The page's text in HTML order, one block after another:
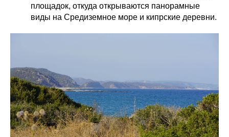
площадок, откуда открываются панорамные
виды на Средиземное море и кипрские деревни.